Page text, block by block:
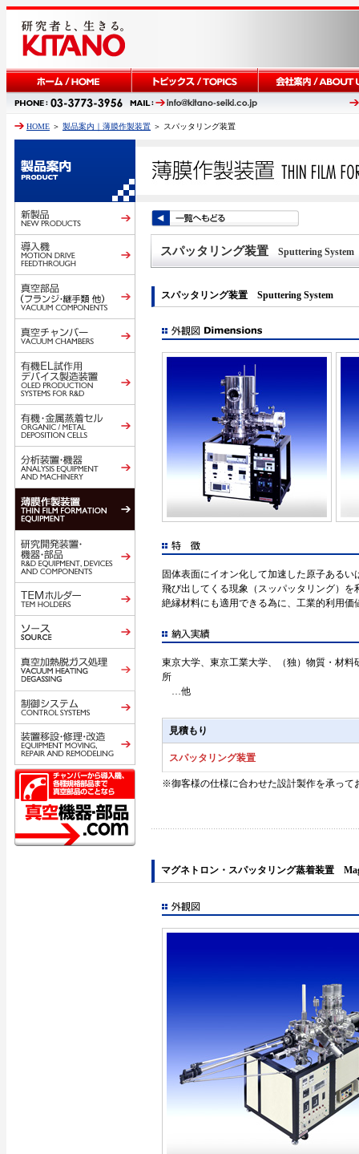
HOME ＞ 製品案内｜薄膜作製装置 ＞ スパッタリング装置
スパッタリング装置 Sputtering System
スパッタリング装置 Sputtering System
固体表面にイオン化して加速した原子ある
飛び出してくる現象（スッパッタリング）
絶縁材料にも適用できる為に、工業的利用価
東京大学、東京工業大学、（独）物質・材
所
…他
見積もり
スパッタリング装置
※御客様の仕様に合わせた設計製作を承って
マグネトロン・スパッタリング蒸着装置